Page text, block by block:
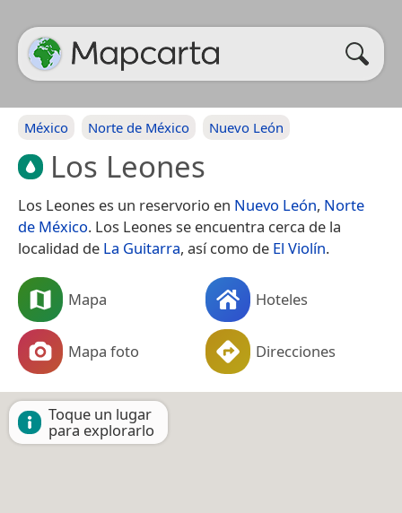
México Norte de México Nuevo León
Los Leones
Los Leones es un reservorio en Nuevo León, Norte
de México. Los Leones se encuentra cerca de la
localidad de La Guitarra, así como de El Violín.
Mapa Hoteles
Mapa foto Direcciones
Toque un lugar
para explorarlo